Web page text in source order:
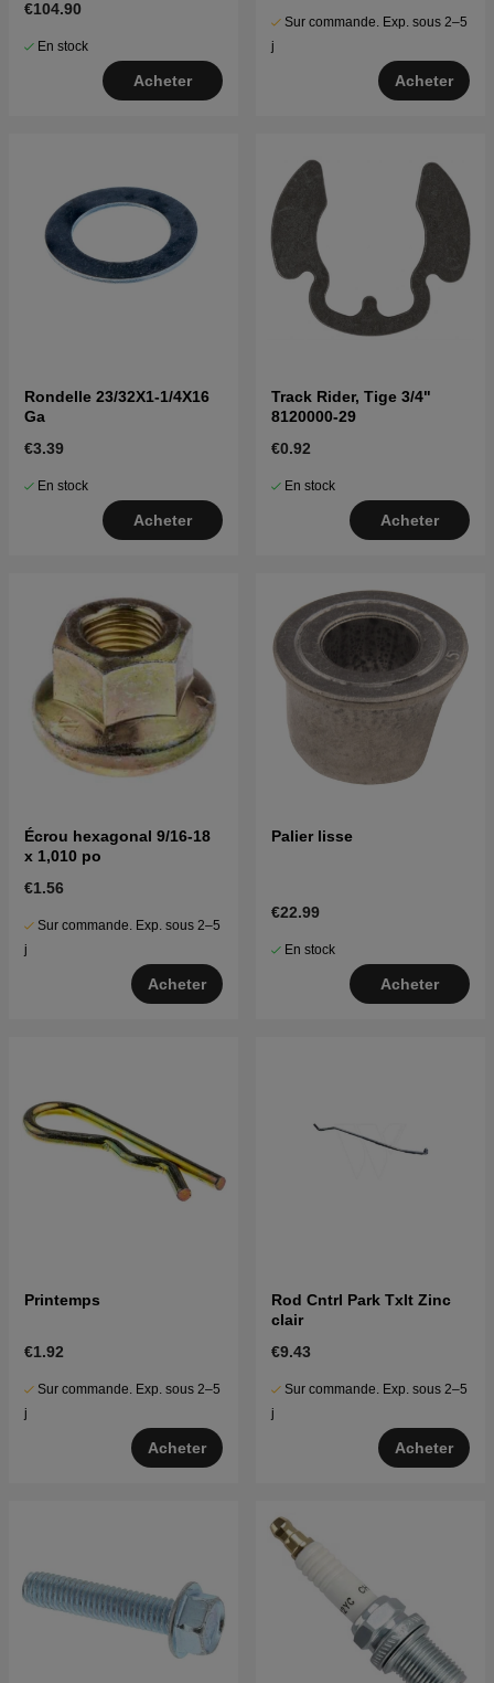
€104.90
En stock
Acheter
Sur commande. Exp. sous 2–5
j
Acheter
Rondelle 23/32X1-1/4X16
Ga
€3.39
En stock
Acheter
Track Rider, Tige 3/4"
8120000-29
€0.92
En stock
Acheter
Écrou hexagonal 9/16-18
x 1,010 po
€1.56
Sur commande. Exp. sous 2–5
j
Acheter
Palier lisse
€22.99
En stock
Acheter
Printemps
€1.92
Sur commande. Exp. sous 2–5
j
Acheter
Rod Cntrl Park Txlt Zinc
clair
€9.43
Sur commande. Exp. sous 2–5
j
Acheter